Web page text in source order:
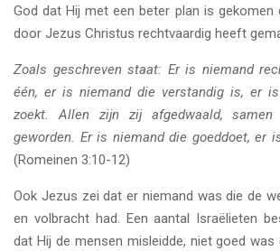
God dat Hij met een beter plan is gekomen
door Jezus Christus rechtvaardig heeft
Zoals geschreven staat: Er is niemand
één, er is niemand die verstandig is, er
zoekt. Allen zijn zij afgedwaald,
geworden. Er is niemand die goeddoet, er
(Romeinen 3:10-12)
Ook Jezus zei dat er niemand was die de
en volbracht had. Een aantal Israëlieten
dat Hij de mensen misleidde, niet goed was